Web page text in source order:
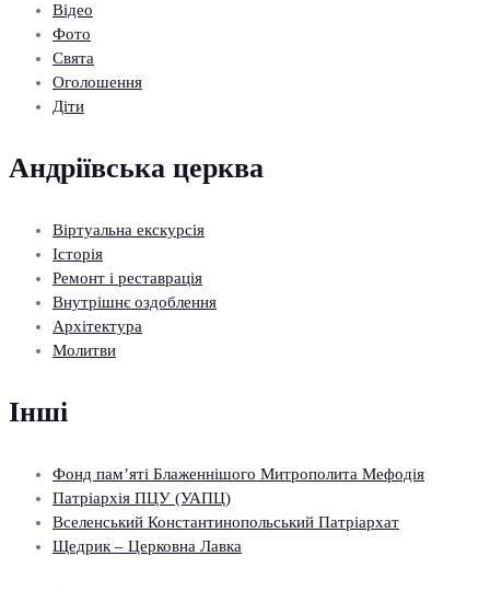
Відео
Фото
Свята
Оголошення
Діти
Андріївська церква
Віртуальна екскурсія
Історія
Ремонт і реставрація
Внутрішнє оздоблення
Архітектура
Молитви
Інші
Фонд пам’яті Блаженнішого Митрополита Мефодія
Патріархія ПЦУ (УАПЦ)
Вселенський Константинопольський Патріархат
Щедрик – Церковна Лавка